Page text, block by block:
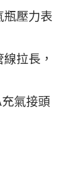
壓力表
拉長，
氣接頭